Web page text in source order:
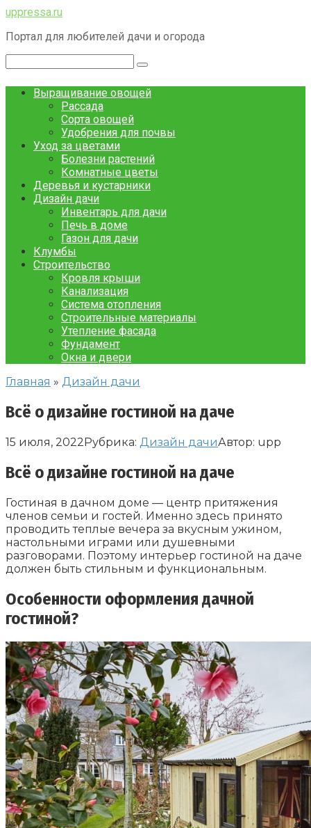
Перейти
контенту
uppressa.ru
Портал для любителей дачи и огорода
Выращивание овощей
Рассада
Сорта овощей
Удобрения для почвы
Уход за цветами
Болезни растений
Комнатные цветы
Деревья и кустарники
Дизайн дачи
Инвентарь для дачи
Печь в доме
Газон для дачи
Клумбы
Строительство
Кровля крыши
Канализация
Система отопления
Строительные материалы
Утепление фасада
Фундамент
Окна и двери
Главная » Дизайн дачи
Всё о дизайне гостиной на даче
15 июля, 2022Рубрика: Дизайн дачиАвтор: upp
Всё о дизайне гостиной на даче
Гостиная в дачном доме — центр притяжения
членов семьи и гостей. Именно здесь принято
проводить теплые вечера за вкусным ужином,
настольными играми или душевными
разговорами. Поэтому интерьер гостиной на даче
должен быть стильным и функциональным.
Особенности оформления дачной
гостиной?